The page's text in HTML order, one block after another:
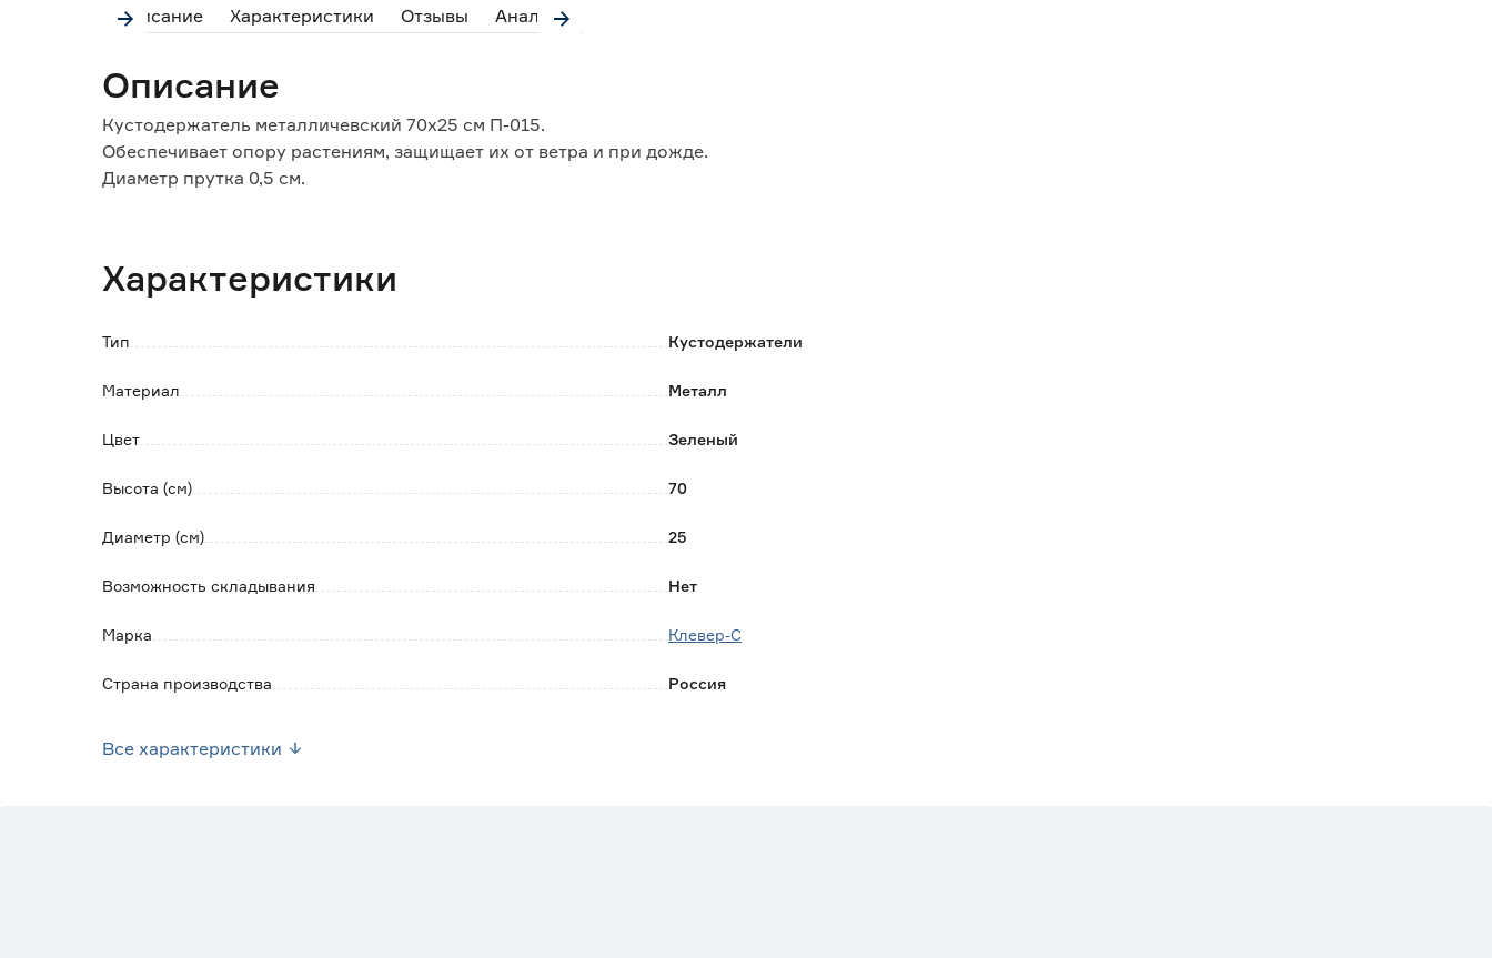
Описание Характеристики Отзывы Аналоги
Описание
Кустодержатель металличевский 70x25 см П-015.
Обеспечивает опору растениям, защищает их от ветра и при дожде.
Диаметр прутка 0,5 см.
Характеристики
Тип Кустодержатели
Материал Металл
Цвет Зеленый
Высота (см) 70
Диаметр (см) 25
Возможность складывания Нет
Марка Клевер-С
Страна производства Россия
Все характеристики